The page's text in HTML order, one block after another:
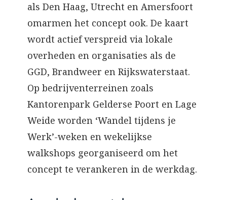
als Den Haag, Utrecht en Amersfoort
omarmen het concept ook. De kaart
wordt actief verspreid via lokale
overheden en organisaties als de
GGD, Brandweer en Rijkswaterstaat.
Op bedrijventerreinen zoals
Kantorenpark Gelderse Poort en Lage
Weide worden ‘Wandel tijdens je
Werk’-weken en wekelijkse
walkshops georganiseerd om het
concept te verankeren in de werkdag.